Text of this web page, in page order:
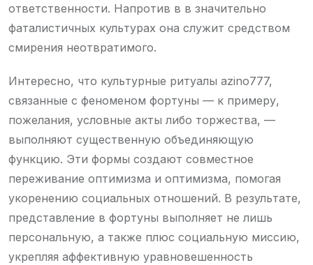
ответственности. Напротив в в значительно
фаталистичных культурах она служит средством
смирения неотвратимого.
Интересно, что культурные ритуалы azino777,
связанные с феноменом фортуны — к примеру,
пожелания, условные акты либо торжества, —
выполняют существенную объединяющую
функцию. Эти формы создают совместное
переживание оптимизма и оптимизма, помогая
укоренению социальных отношений. В результате,
представление в фортуны выполняет не лишь
персональную, а также плюс социальную миссию,
укрепляя аффективную уравновешенность